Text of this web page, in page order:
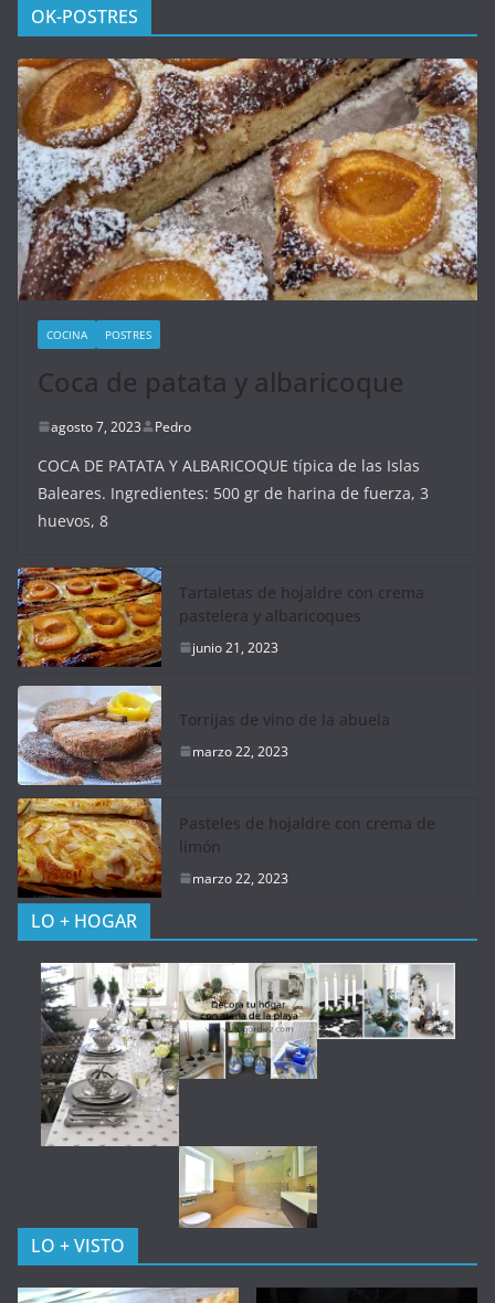
OK-POSTRES
COCINA POSTRES
Coca de patata y albaricoque
agosto 7, 2023 Pedro
COCA DE PATATA Y ALBARICOQUE típica de las Islas
Baleares. Ingredientes: 500 gr de harina de fuerza, 3
huevos, 8
Tartaletas de hojaldre con crema
pastelera y albaricoques
junio 21, 2023
Torrijas de vino de la abuela
marzo 22, 2023
Pasteles de hojaldre con crema de
limón
marzo 22, 2023
LO + HOGAR
LO + VISTO